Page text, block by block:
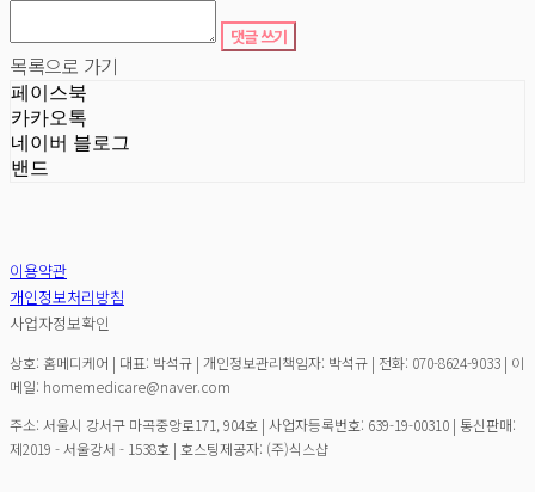
댓글 쓰기
목록으로 가기
페이스북
카카오톡
네이버 블로그
밴드
이용약관
개인정보처리방침
사업자정보확인
상호: 홈메디케어 | 대표: 박석규 | 개인정보관리책임자: 박석규 | 전화: 070-8624-9033 | 이
메일: homemedicare@naver.com
주소: 서울시 강서구 마곡중앙로171, 904호 | 사업자등록번호: 639-19-00310 | 통신판매:
제2019 - 서울강서 - 1538호 | 호스팅제공자: (주)식스샵